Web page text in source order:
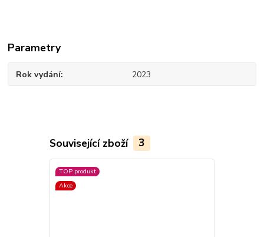
Parametry
Rok vydání 2023
Související zboží 3
TOP produkt
Akce